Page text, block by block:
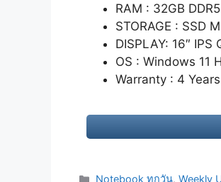
RAM : 32GB
STORAGE : SSD
DISPLAY: 16″
OS : Windows 11
Warranty : 4
Categories
Notebook ทุกวัน,Weekly